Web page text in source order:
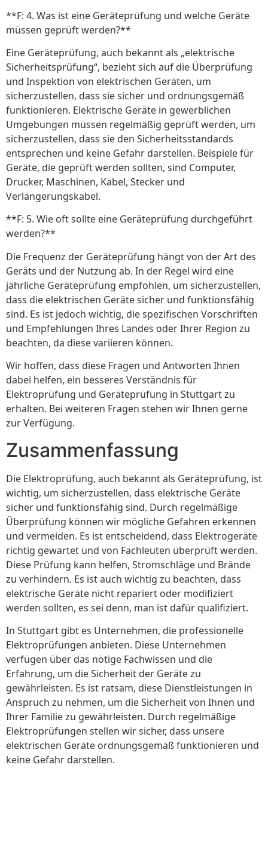
**F: 4. Was ist eine Geräteprüfung und welche Geräte
müssen geprüft werden?**
Eine Geräteprüfung, auch bekannt als „elektrische
Sicherheitsprüfung“, bezieht sich auf die Überprüfung
und Inspektion von elektrischen Geräten, um
sicherzustellen, dass sie sicher und ordnungsgemäß
funktionieren. Elektrische Geräte in gewerblichen
Umgebungen müssen regelmäßig geprüft werden, um
sicherzustellen, dass sie den Sicherheitsstandards
entsprechen und keine Gefahr darstellen. Beispiele für
Geräte, die geprüft werden sollten, sind Computer,
Drucker, Maschinen, Kabel, Stecker und
Verlängerungskabel.
**F: 5. Wie oft sollte eine Geräteprüfung durchgeführt
werden?**
Die Frequenz der Geräteprüfung hängt von der Art des
Geräts und der Nutzung ab. In der Regel wird eine
jährliche Geräteprüfung empfohlen, um sicherzustellen,
dass die elektrischen Geräte sicher und funktionsfähig
sind. Es ist jedoch wichtig, die spezifischen Vorschriften
und Empfehlungen Ihres Landes oder Ihrer Region zu
beachten, da diese variieren können.
Wir hoffen, dass diese Fragen und Antworten Ihnen
dabei helfen, ein besseres Verständnis für
Elektroprüfung und Geräteprüfung in Stuttgart zu
erhalten. Bei weiteren Fragen stehen wir Ihnen gerne
zur Verfügung.
Zusammenfassung
Die Elektroprüfung, auch bekannt als Geräteprüfung, ist
wichtig, um sicherzustellen, dass elektrische Geräte
sicher und funktionsfähig sind. Durch regelmäßige
Überprüfung können wir mögliche Gefahren erkennen
und vermeiden. Es ist entscheidend, dass Elektrogeräte
richtig gewartet und von Fachleuten überprüft werden.
Diese Prüfung kann helfen, Stromschläge und Brände
zu verhindern. Es ist auch wichtig zu beachten, dass
elektrische Geräte nicht repariert oder modifiziert
werden sollten, es sei denn, man ist dafür qualifiziert.
In Stuttgart gibt es Unternehmen, die professionelle
Elektroprüfungen anbieten. Diese Unternehmen
verfügen über das nötige Fachwissen und die
Erfahrung, um die Sicherheit der Geräte zu
gewährleisten. Es ist ratsam, diese Dienstleistungen in
Anspruch zu nehmen, um die Sicherheit von Ihnen und
Ihrer Familie zu gewährleisten. Durch regelmäßige
Elektroprüfungen stellen wir sicher, dass unsere
elektrischen Geräte ordnungsgemäß funktionieren und
keine Gefahr darstellen.